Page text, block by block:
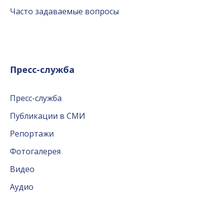
Часто задаваемые вопросы
Пресс-служба
Пресс-служба
Публикации в СМИ
Репортажи
Фотогалерея
Видео
Аудио